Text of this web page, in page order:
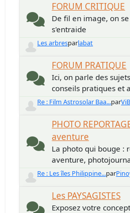
FORUM CRITIQUE
De fil en image, on
s'entraide
Les arbresparlabat
FORUM PRATIQUE
Ici, on parle des
conseils pratiques et
Re : Film Astrosolar Baa...parViB
PHOTO
aventure
La photo qui bouge :
aventure,
Re : Les îles Philippine...par
Les PAYSAGISTES
Exposez votre